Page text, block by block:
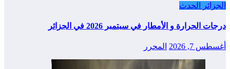
الجزائر الحدث
درجات الحرارة و الأمطار في سبتمبر 2026 في الجزائر
أغسطس 7, 2026 المحرر